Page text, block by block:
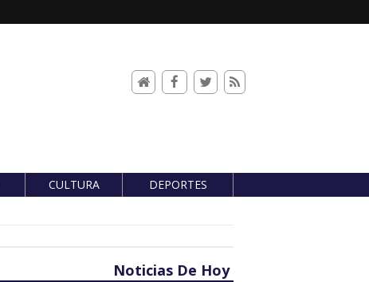
CULTURA DEPORTES
Noticias De Hoy